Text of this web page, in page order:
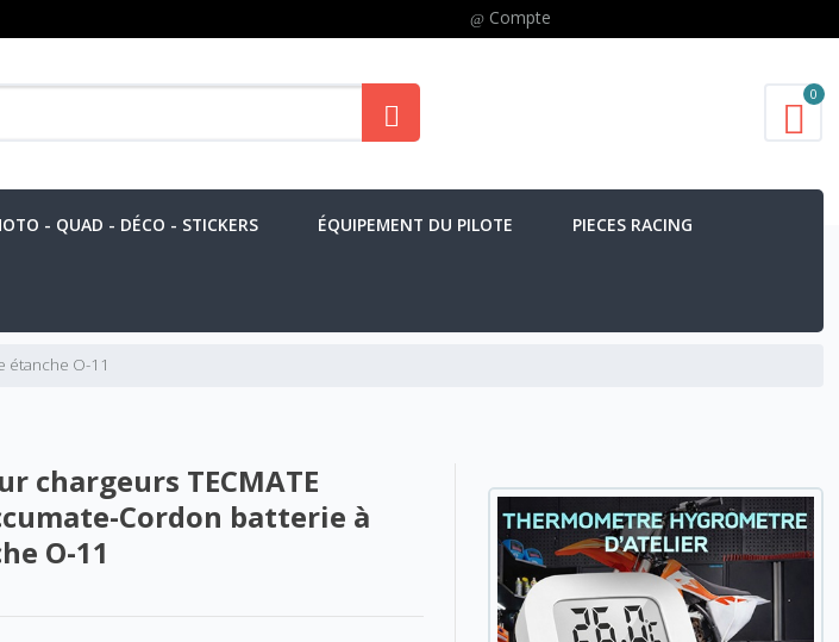
Compte
0
- QUAD - DÉCO - STICKERS ÉQUIPEMENT DU PILOTE PIECES RACING
étanche O-11
chargeurs TECMATE
Cordon batterie à
O-11